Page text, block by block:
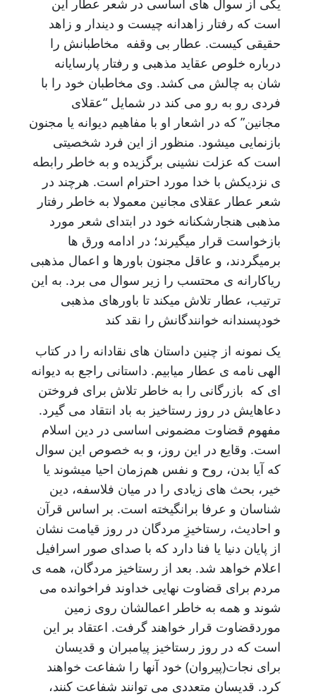
یکی از سوال های اساسی در شعر عطار این
است که رفتار زاهدانه چیست و دیندار و زاهد
حقیقی کیست. عطار بی وقفه مخاطبانش را
درباره خلوص عقاید مذهبی و رفتار پارسایانه
شان به چالش می کشد. وی مخاطبان خود را با
فردی رو به رو می کند در شمایل “عقلای
مجانین” که در اشعار او با مفاهیم دیوانه یا مجنون
بازنمایی میشود. منظور از این فرد شخصیتی
است که عزلت نشینی برگزیده و به خاطر رابطه
ی نزدیکش با خدا مورد احترام است. هرچند در
شعر عطار عقلای مجانین معمولا به خاطر رفتار
مذهبی هنجارشکنانه خود در ابتدای شعر مورد
بازخواست قرار میگیرند؛ در ادامه ورق ها
برمیگردند، و عاقل مجنون باورها و اعمال مذهبی
ریاکارانه ی محتسب را زیر سوال می برد. به این
ترتیب، عطار تلاش میکند تا باورهای مذهبی
خودپسندانه خوانندگانش را نقد کند
یک نمونه از چنین داستان های نقادانه را در کتاب
الهی نامه ی عطار میابیم. داستانی راجع به دیوانه
ای که بازرگانی را به خاطر تلاش برای فروختن
دعاهایش در روز رستاخیز به باد انتقاد می گیرد.
مفهوم قضاوت مضمونی اساسی در دین اسلام
است. وقایع در این روز، و به خصوص این سوال
که آیا بدن، روح و نفس هم‌زمان احیا میشوند یا
خیر، بحث های زیادی را در میان فلاسفه، دین
شناسان و عرفا برانگیخته است. بر اساس قرآن
و احادیث، رستاخیزِ مردگان در روز قیامت نشان
از پایان دنیا یا فنا دارد که با صدای صور اسرافیل
اعلام خواهد شد. بعد از رستاخیز مردگان، همه ی
مردم برای قضاوت نهایی خداوند فراخوانده می
شوند و همه به خاطر اعمالشان روی زمین
موردقضاوت قرار خواهند گرفت. اعتقاد بر این
است که در روز رستاخیز پیامبران و قدیسان
برای نجات(پیروان) خود آنها را شفاعت خواهند
کرد. قدیسان متعددی می توانند شفاعت کنند،